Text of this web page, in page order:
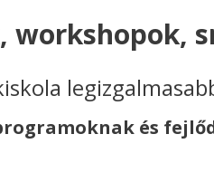
workshopok,
és